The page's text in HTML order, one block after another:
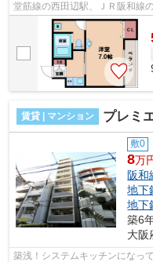
堂筋線の西田辺駅、ＪＲ阪和線
賃貸 | マンション プレミ
敷0
8万
阪和
地下
地下
築6
大阪
築浅！システムキッチンになっ